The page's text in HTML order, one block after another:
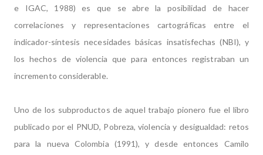
e IGAC, 1988) es que se abre la posibilidad de hacer
correlaciones y representaciones cartográficas entre el
indicador-síntesis necesidades básicas insatisfechas (NBI), y
los hechos de violencia que para entonces registraban un
incremento considerable.
Uno de los subproductos de aquel trabajo pionero fue el libro
publicado por el PNUD, Pobreza, violencia y desigualdad: retos
para la nueva Colombia (1991), y desde entonces Camilo